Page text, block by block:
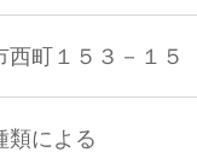
町１５３－１５
類による